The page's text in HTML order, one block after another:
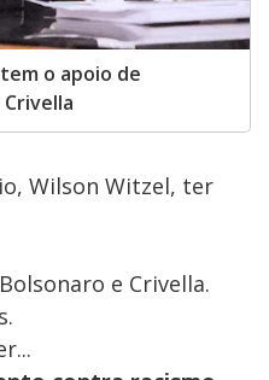
o apoio de
Wilson Witzel, ter
e Crivella.